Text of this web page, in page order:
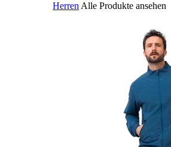
Herren Alle Produkte ansehen